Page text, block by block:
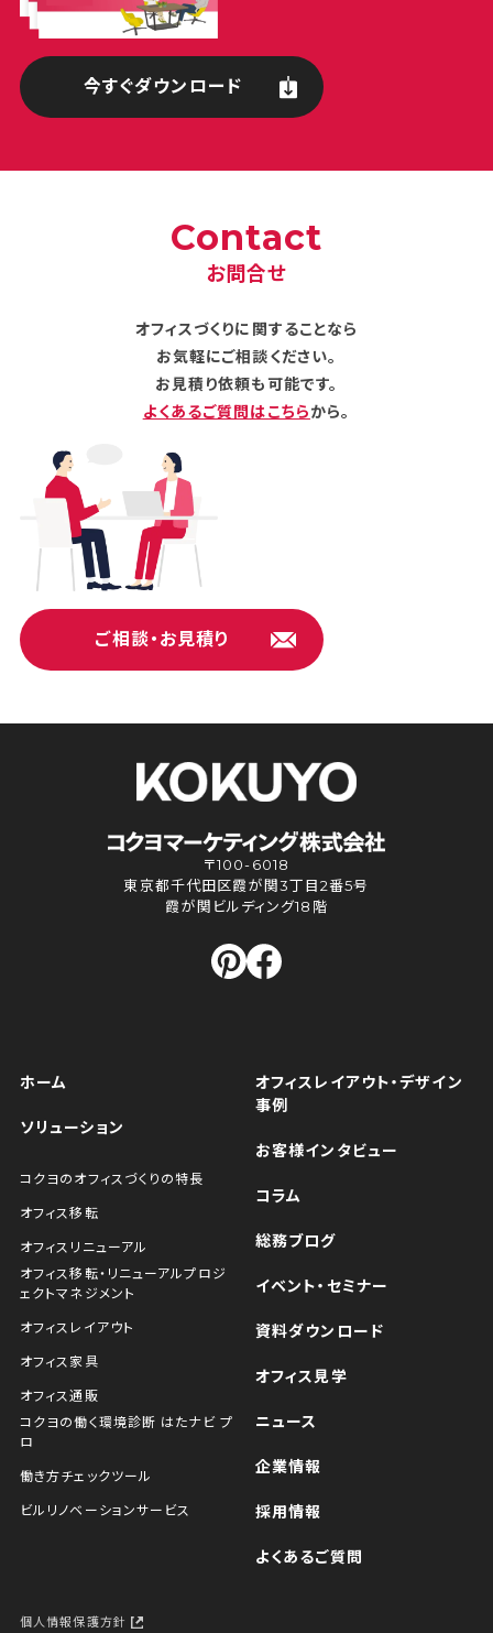
今すぐダウンロード
Contact
お問合せ
オフィスづくりに関することなら
お気軽にご相談ください。
お見積り依頼も可能です。
よくあるご質問はこちらから。
ご相談・お見積り
〒100-6018
東京都千代田区霞が関3丁目2番5号
霞が関ビルディング18階
ホーム
ソリューション
コクヨのオフィスづくりの特長
オフィス移転
オフィスリニューアル
オフィス移転・リニューアルプロジ
ェクトマネジメント
オフィスレイアウト
オフィス家具
オフィス通販
コクヨの働く環境診断 はたナビ プ
ロ
働き方チェックツール
ビルリノベーションサービス
オフィスレイアウト・デザイン
事例
お客様インタビュー
コラム
総務ブログ
イベント・セミナー
資料ダウンロード
オフィス見学
ニュース
企業情報
採用情報
よくあるご質問
個人情報保護方針